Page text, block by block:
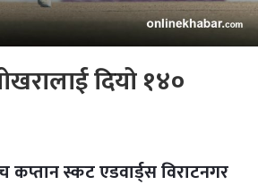
दियो १४०
कप्तान स्कट एडवार्ड्स विराटनगर